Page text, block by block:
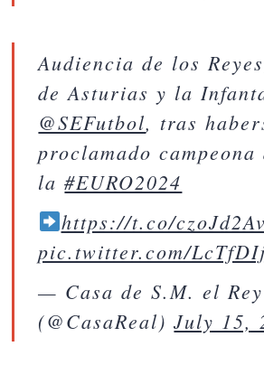
Audiencia de los
de Asturias y la
@SEFutbol, tras
proclamado
la#EURO2024
https://t.co/
pic.twitter.com/
— Casa de S.M. el Rey
(@CasaReal)July 15,